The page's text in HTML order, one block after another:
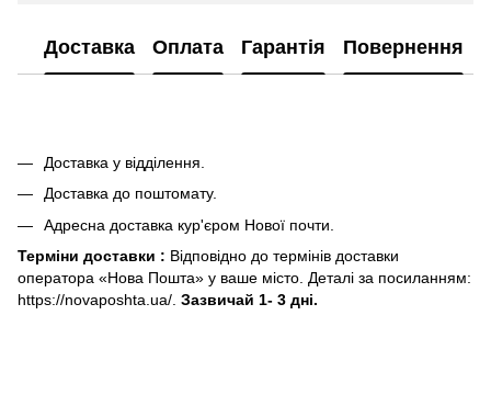
Доставка Оплата Гарантія Повернення
Доставка у відділення.
Доставка до поштомату.
Адресна доставка кур'єром Нової почти.
Терміни доставки : Відповідно до термінів доставки
оператора «Нова Пошта» у ваше місто. Деталі за посиланням:
https://novaposhta.ua/. Зазвичай 1- 3 дні.